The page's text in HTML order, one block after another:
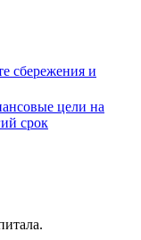
сбережения и
цели на
срок